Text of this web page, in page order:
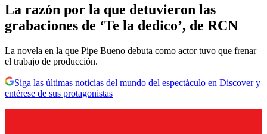
La razón por la que detuvieron las
grabaciones de ‘Te la dedico’, de RCN
La novela en la que Pipe Bueno debuta como actor tuvo que frenar
el trabajo de producción.
Siga las últimas noticias del mundo del espectáculo en Discover y
entérese de sus protagonistas